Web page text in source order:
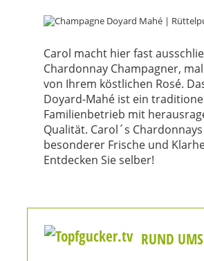
Carol macht hier fast
Chardonnay Champagner,
von Ihrem köstlichen Rosé.
Doyard-Mahé ist ein
Familienbetrieb mit
Qualität. Carol´s
besonderer Frische und
Entdecken Sie selber!
RUND